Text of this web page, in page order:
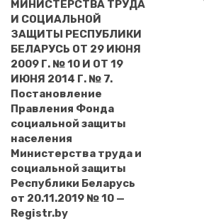
МИНИСТЕРСТВА ТРУДА
И СОЦИАЛЬНОЙ
ЗАЩИТЫ РЕСПУБЛИКИ
БЕЛАРУСЬ ОТ 29 ИЮНЯ
2009 Г. № 10 И ОТ 19
ИЮНЯ 2014 Г. № 7.
Постановление
Правления Фонда
социальной защиты
населения
Министерства труда и
социальной защиты
Республики Беларусь
от 20.11.2019 № 10 —
Registr.by